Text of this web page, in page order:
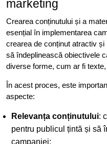
marketing
Crearea conținutului și a
esențial în implementarea
crearea de conținut atractiv
să îndeplinească obiectivele
diverse forme, cum ar fi
În acest proces, este
aspecte:
Relevanța conținutului:
pentru publicul țintă și să
campaniei;